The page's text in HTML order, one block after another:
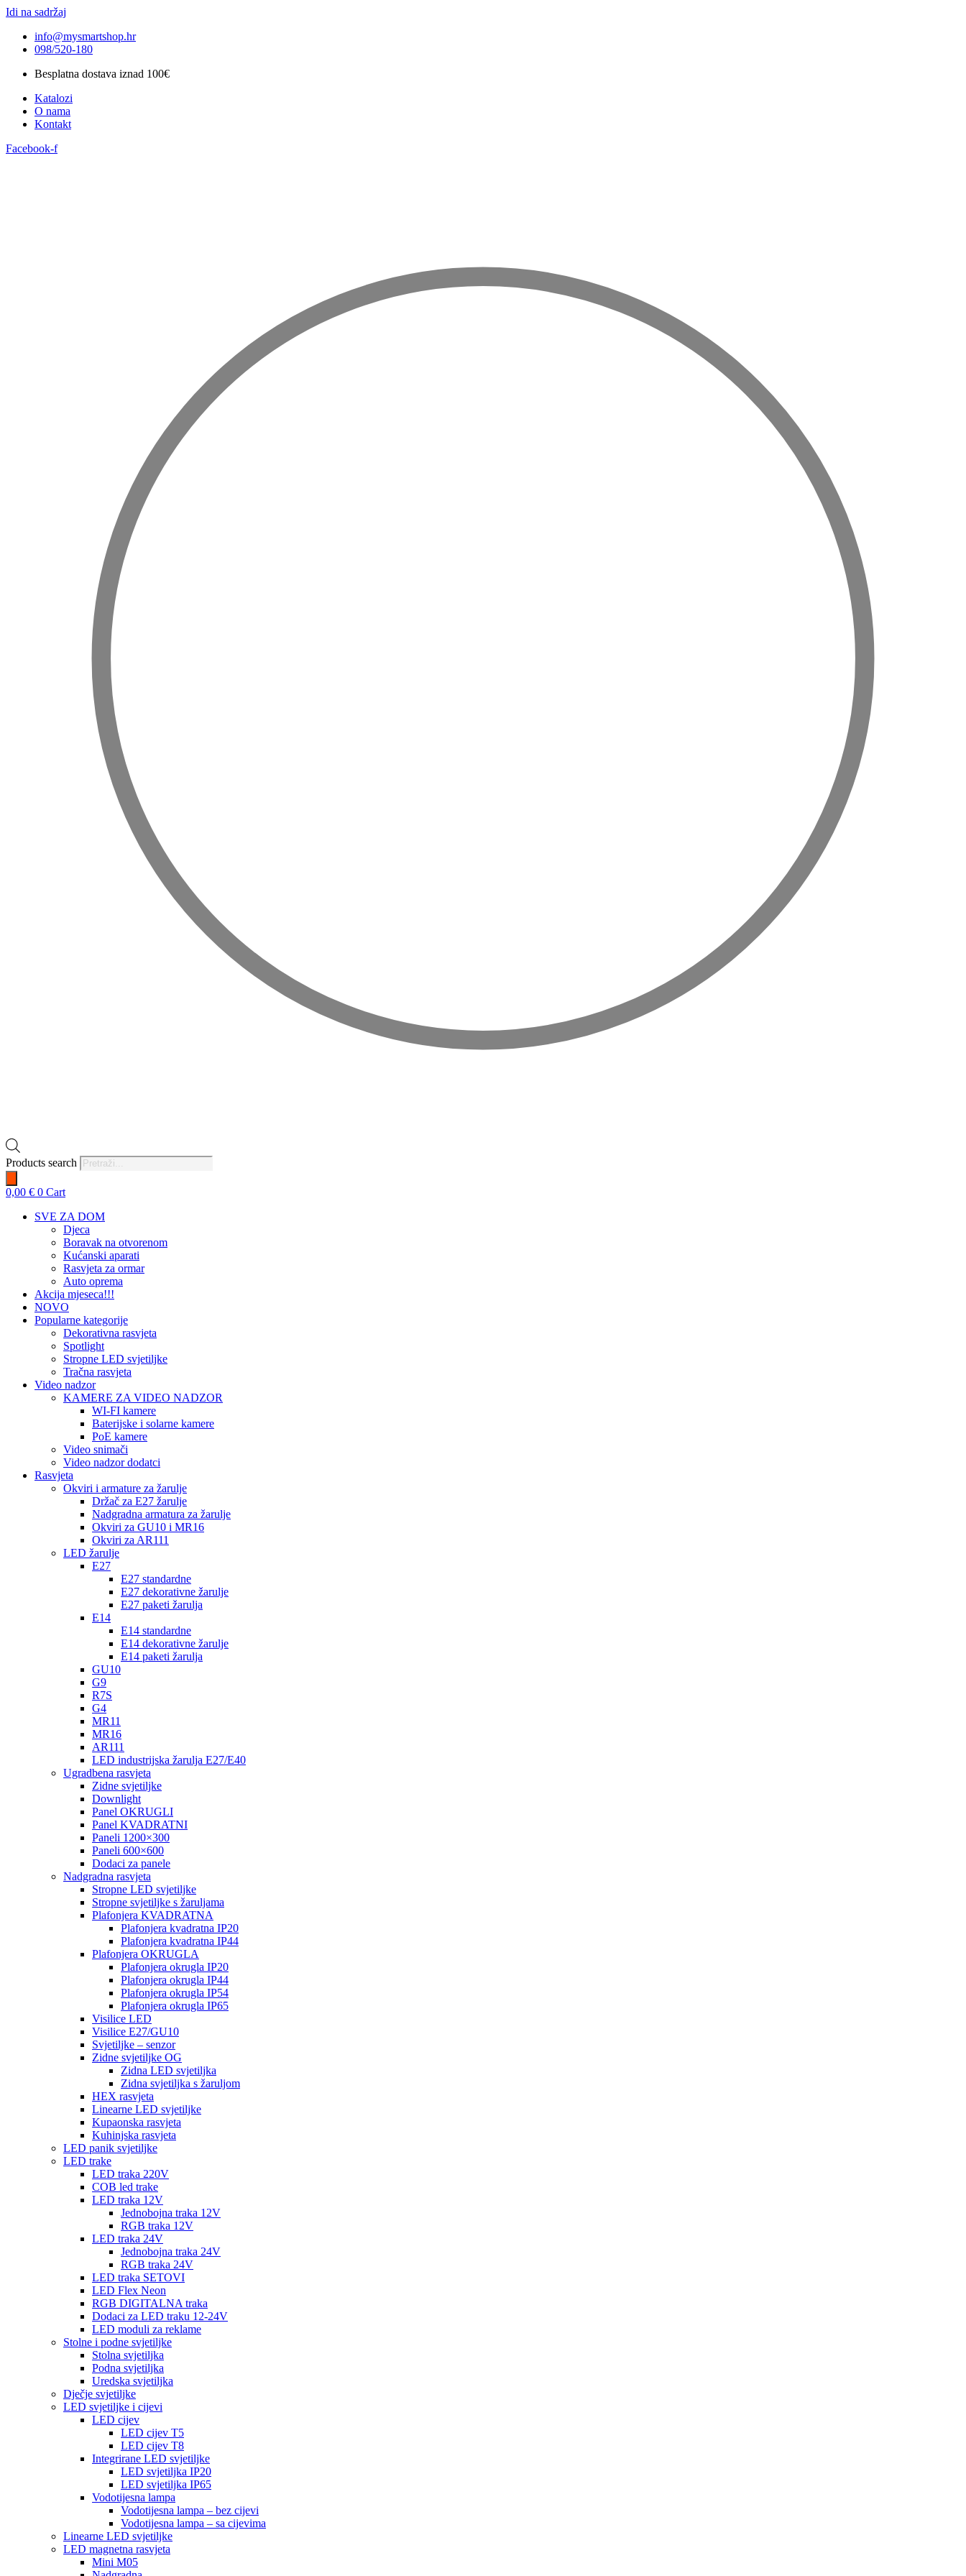
Idi na sadržaj
info@mysmartshop.hr
098/520-180
Besplatna dostava iznad 100€
Katalozi
O nama
Kontakt
Facebook-f
Products search
0,00 € 0 Cart
SVE ZA DOM
Djeca
Boravak na otvorenom
Kućanski aparati
Rasvjeta za ormar
Auto oprema
Akcija mjeseca!!!
NOVO
Popularne kategorije
Dekorativna rasvjeta
Spotlight
Stropne LED svjetiljke
Tračna rasvjeta
Video nadzor
KAMERE ZA VIDEO NADZOR
WI-FI kamere
Baterijske i solarne kamere
PoE kamere
Video snimači
Video nadzor dodatci
Rasvjeta
Okviri i armature za žarulje
Držač za E27 žarulje
Nadgradna armatura za žarulje
Okviri za GU10 i MR16
Okviri za AR111
LED žarulje
E27
E27 standardne
E27 dekorativne žarulje
E27 paketi žarulja
E14
E14 standardne
E14 dekorativne žarulje
E14 paketi žarulja
GU10
G9
R7S
G4
MR11
MR16
AR111
LED industrijska žarulja E27/E40
Ugradbena rasvjeta
Zidne svjetiljke
Downlight
Panel OKRUGLI
Panel KVADRATNI
Paneli 1200×300
Paneli 600×600
Dodaci za panele
Nadgradna rasvjeta
Stropne LED svjetiljke
Stropne svjetiljke s žaruljama
Plafonjera KVADRATNA
Plafonjera kvadratna IP20
Plafonjera kvadratna IP44
Plafonjera OKRUGLA
Plafonjera okrugla IP20
Plafonjera okrugla IP44
Plafonjera okrugla IP54
Plafonjera okrugla IP65
Visilice LED
Visilice E27/GU10
Svjetiljke – senzor
Zidne svjetiljke OG
Zidna LED svjetiljka
Zidna svjetiljka s žaruljom
HEX rasvjeta
Linearne LED svjetiljke
Kupaonska rasvjeta
Kuhinjska rasvjeta
LED panik svjetiljke
LED trake
LED traka 220V
COB led trake
LED traka 12V
Jednobojna traka 12V
RGB traka 12V
LED traka 24V
Jednobojna traka 24V
RGB traka 24V
LED traka SETOVI
LED Flex Neon
RGB DIGITALNA traka
Dodaci za LED traku 12-24V
LED moduli za reklame
Stolne i podne svjetiljke
Stolna svjetiljka
Podna svjetiljka
Uredska svjetiljka
Dječje svjetiljke
LED svjetiljke i cijevi
LED cijev
LED cijev T5
LED cijev T8
Integrirane LED svjetiljke
LED svjetiljka IP20
LED svjetiljka IP65
Vodotijesna lampa
Vodotijesna lampa – bez cijevi
Vodotijesna lampa – sa cijevima
Linearne LED svjetiljke
LED magnetna rasvjeta
Mini M05